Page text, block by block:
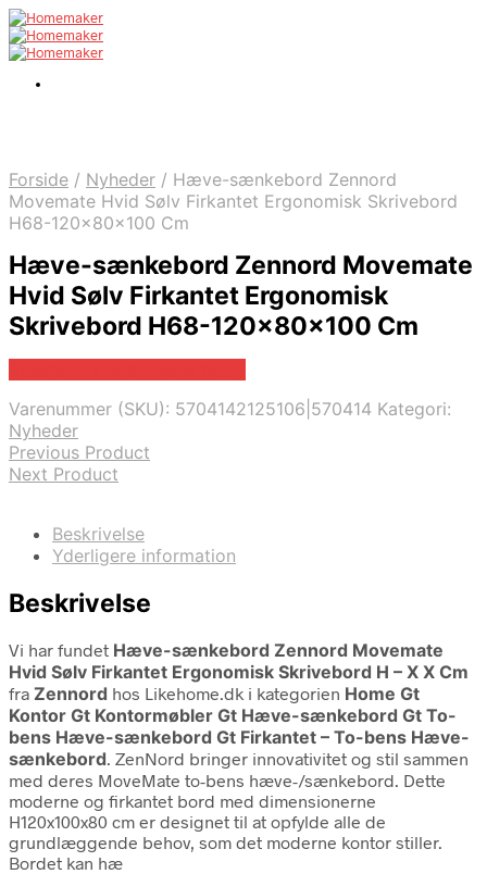
Forside / Nyheder / Hæve-sænkebord Zennord
Movemate Hvid Sølv Firkantet Ergonomisk Skrivebord
H68-120x80x100 Cm
Hæve-sænkebord Zennord Movemate
Hvid Sølv Firkantet Ergonomisk
Skrivebord H68-120x80x100 Cm
Varenummer (SKU): 5704142125106|570414 Kategori:
Nyheder
Previous Product
Next Product
Beskrivelse
Yderligere information
Beskrivelse
Vi har fundet Hæve-sænkebord Zennord Movemate
Hvid Sølv Firkantet Ergonomisk Skrivebord H – X X Cm
fra Zennord hos Likehome.dk i kategorien Home Gt
Kontor Gt Kontormøbler Gt Hæve-sænkebord Gt To-
bens Hæve-sænkebord Gt Firkantet – To-bens Hæve-
sænkebord. ZenNord bringer innovativitet og stil sammen
med deres MoveMate to-bens hæve-/sænkebord. Dette
moderne og firkantet bord med dimensionerne
H120x100x80 cm er designet til at opfylde alle de
grundlæggende behov, som det moderne kontor stiller.
Bordet kan hæ